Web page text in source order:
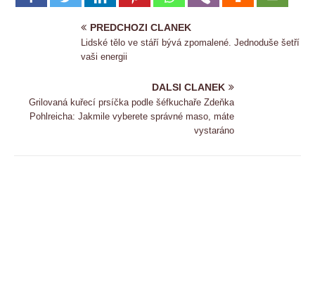
PREDCHOZI CLANEK
Lidské tělo ve stáří bývá zpomalené. Jednoduše šetří
vaši energii
DALSI CLANEK
Grilovaná kuřecí prsíčka podle šéfkuchaře Zdeňka
Pohlreicha: Jakmile vyberete správné maso, máte
vystaráno